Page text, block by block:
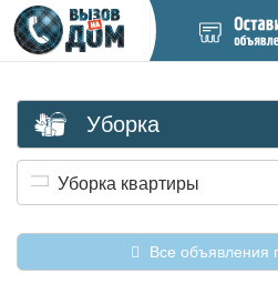
новое
Уборка
Уборка квартиры
Все объявления